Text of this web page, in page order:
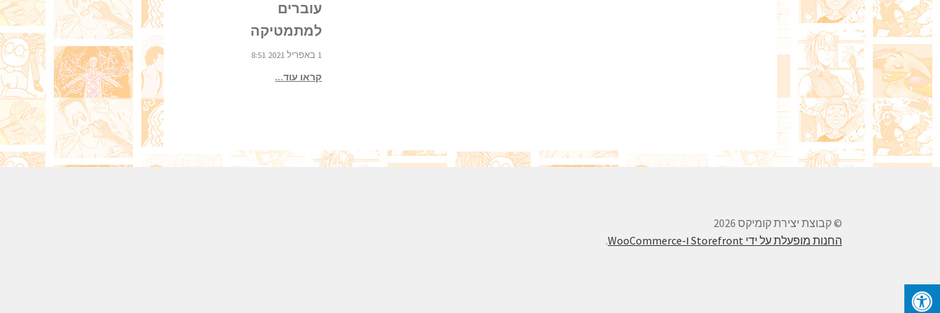
עוברים
למתמטיקה
1 באפריל 2021 8:51
קראו עוד...
© קבוצת יצירת קומיקס 2026
החנות מופעלת על ידי Storefront ו-WooCommerce
.